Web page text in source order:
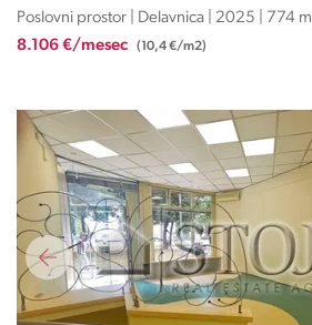
Poslovni prostor | Delavnica | 2025 | 774 m
8.106 €/mesec (10,4 €/m2)